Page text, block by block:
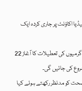
اکاؤنٹ پر جاری کردہ ایک
انہوں نے بتایا کہ پنجاب کے تمام سرکاری و نجی اسکولوں میں گرمیوں کی تعطیلات کا آغاز 22
کو مدنظر رکھتے ہوئے کیا